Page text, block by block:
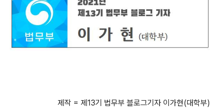
제작 = 제13기 법무부 블로그기자 이가현(대학부)